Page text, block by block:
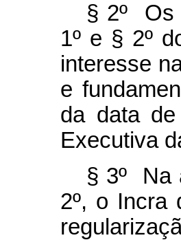
§ 2º Os
1º e § 2º
interesse
e
da data de
Executiva
§ 3º Na
2º, o Incra